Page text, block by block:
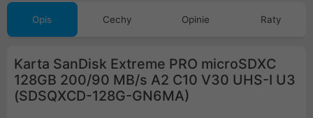
Opis Cechy Opinie Raty
Karta SanDisk Extreme PRO microSDXC
128GB 200/90 MB/s A2 C10 V30 UHS-I U3
(SDSQXCD-128G-GN6MA)